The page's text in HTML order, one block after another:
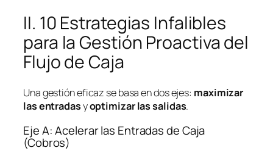
II. 10 Estrategias Infalibles
para la Gestión Proactiva del
Flujo de Caja
Una gestión eficaz se basa en dos ejes: maximizar
las entradasyoptimizar las salidas.
Eje A: Acelerar las Entradas de Caja
(Cobros)